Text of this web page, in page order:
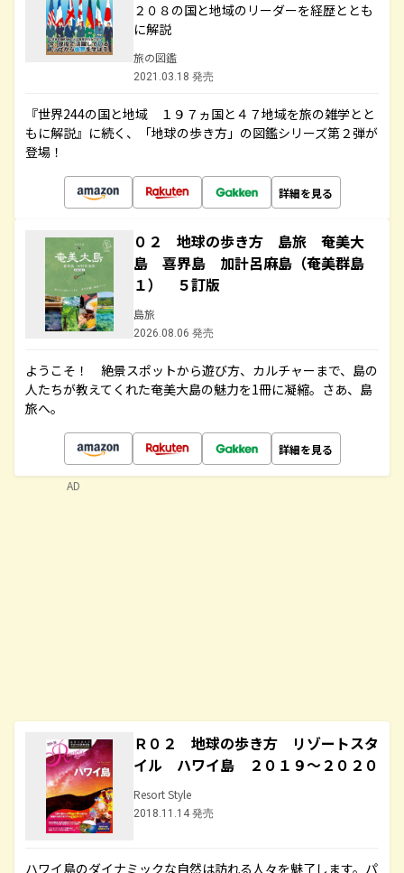
２０８の国と地域のリーダーを経歴ととも
に解説
旅の図鑑
2021.03.18 発売
『世界244の国と地域 １９７ヵ国と４７地域を旅の雑学とと
もに解説』に続く、「地球の歩き方」の図鑑シリーズ第２弾が
登場！
詳細を見る
０２ 地球の歩き方 島旅 奄美大
島 喜界島 加計呂麻島（奄美群島
１） ５訂版
島旅
2026.08.06 発売
ようこそ！ 絶景スポットから遊び方、カルチャーまで、島の
人たちが教えてくれた奄美大島の魅力を1冊に凝縮。さあ、島
旅へ。
詳細を見る
Ｒ０２ 地球の歩き方 リゾートスタ
イル ハワイ島 ２０１９～２０２０
Resort Style
2018.11.14 発売
ハワイ島のダイナミックな自然は訪れる人々を魅了します。パ
AD